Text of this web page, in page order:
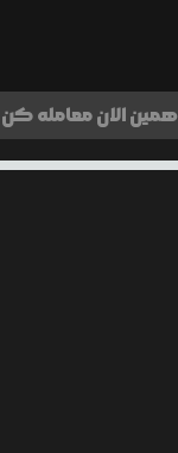
همین الان معامله کن